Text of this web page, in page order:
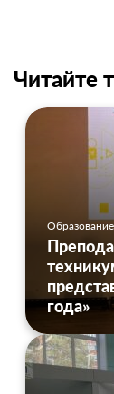
Читайте
года»